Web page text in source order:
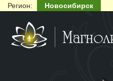
Регион: Новосибирск